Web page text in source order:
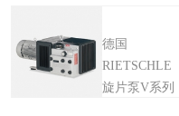
德国
RIETSCHLE
旋片泵V系列